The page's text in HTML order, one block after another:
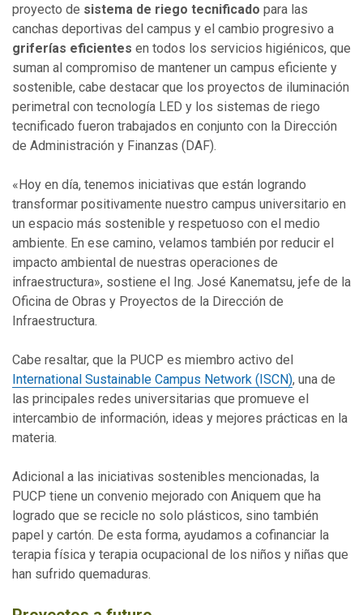
proyecto de sistema de riego tecnificado para las
canchas deportivas del campus y el cambio progresivo a
griferías eficientes en todos los servicios higiénicos, que
suman al compromiso de mantener un campus eficiente y
sostenible, cabe destacar que los proyectos de iluminación
perimetral con tecnología LED y los sistemas de riego
tecnificado fueron trabajados en conjunto con la Dirección
de Administración y Finanzas (DAF).
«Hoy en día, tenemos iniciativas que están logrando
transformar positivamente nuestro campus universitario en
un espacio más sostenible y respetuoso con el medio
ambiente. En ese camino, velamos también por reducir el
impacto ambiental de nuestras operaciones de
infraestructura», sostiene el Ing. José Kanematsu, jefe de la
Oficina de Obras y Proyectos de la Dirección de
Infraestructura.
Cabe resaltar, que la PUCP es miembro activo del
International Sustainable Campus Network (ISCN), una de
las principales redes universitarias que promueve el
intercambio de información, ideas y mejores prácticas en la
materia.
Adicional a las iniciativas sostenibles mencionadas, la
PUCP tiene un convenio mejorado con Aniquem que ha
logrado que se recicle no solo plásticos, sino también
papel y cartón. De esta forma, ayudamos a cofinanciar la
terapia física y terapia ocupacional de los niños y niñas que
han sufrido quemaduras.